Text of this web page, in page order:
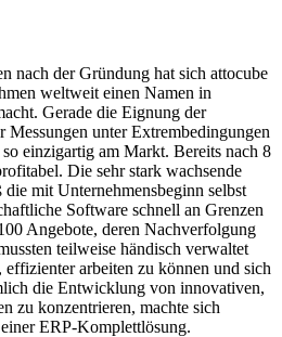
nach der Gründung hat sich attocube
weltweit einen Namen in
Gerade die Eignung der
Messungen unter Extrembedingungen
einzigartig am Markt. Bereits nach 8
Die sehr stark wachsende
mit Unternehmensbeginn selbst
Software schnell an Grenzen
Angebote, deren Nachverfolgung
teilweise händisch verwaltet
arbeiten zu können und sich
die Entwicklung von innovativen,
zu konzentrieren, machte sich
ERP-Komplettlösung.